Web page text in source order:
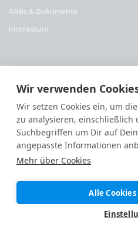
Wir verwenden
Wir setzen Cookies ein, um
zu analysieren, einschließlich
Suchbegriffen um Dir auf
angepasste Informationen
Mehr über Cookies
Alle
AGBs & Dokumente
Impressum
So erreichst Du uns
info@appointmed.com
Support-Chat öffnen